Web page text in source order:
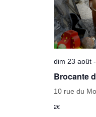
dim 23 août
Brocante
10 rue du
2€